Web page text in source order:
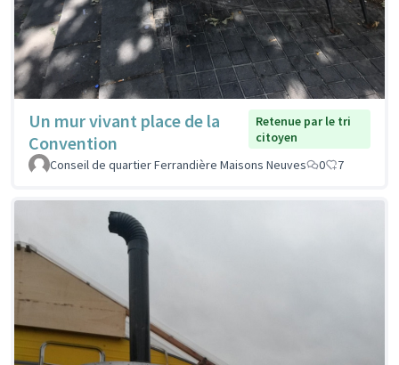
Un mur vivant place de la
Convention
Retenue par le tri
citoyen
Conseil de quartier Ferrandière Maisons Neuves
0 7